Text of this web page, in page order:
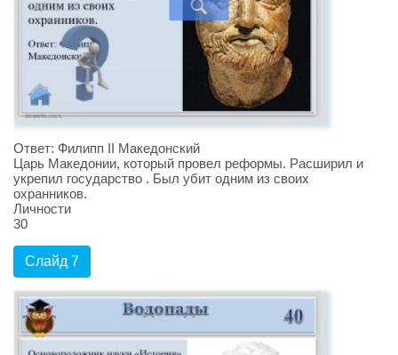
Ответ: Филипп II Македонский
Царь Македонии, который провел реформы. Расширил и
укрепил государство . Был убит одним из своих
охранников.
Личности
30
Слайд 7